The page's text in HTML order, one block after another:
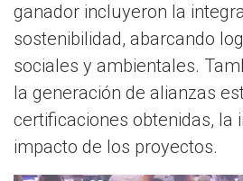
ganador incluyeron la
sostenibilidad, abarcando
sociales y ambientales.
la generación de alianzas
certificaciones obtenidas, la
impacto de los proyectos.